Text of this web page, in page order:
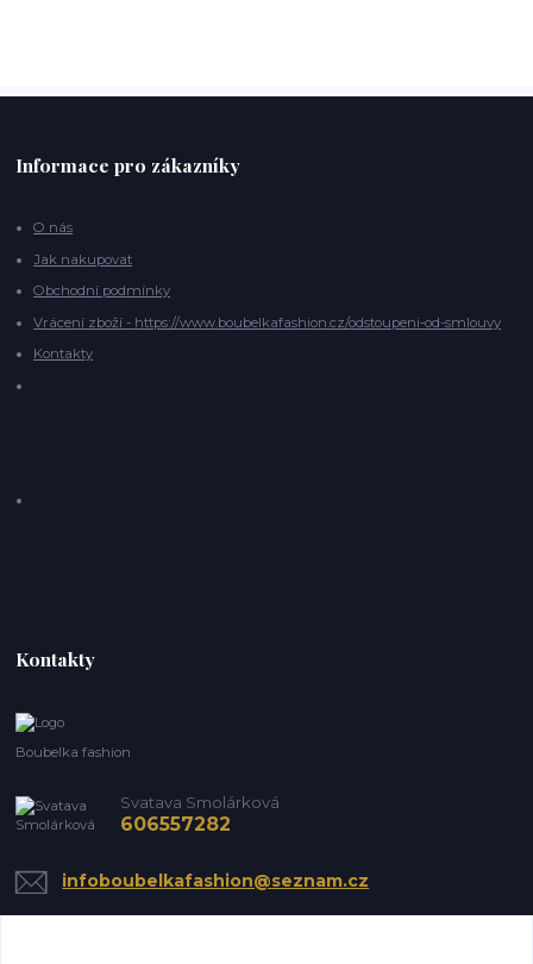
Informace pro zákazníky
O nás
Jak nakupovat
Obchodní podmínky
Vrácení zboží - https://www.boubelkafashion.cz/odstoupeni-od-smlouvy
Kontakty
Kontakty
Boubelka fashion
Svatava Smolárková
606557282
infoboubelkafashion@seznam.cz